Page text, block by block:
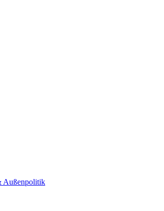
Außenpolitik